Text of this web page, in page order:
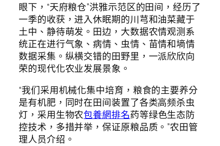
眼下，“天府粮仓”洪雅示范区的田间，经历了
一季的收获，进入休眠期的川芎和油菜藏于
土中、静待萌发。田边，大数据农情观测系
统正在进行气象、病情、虫情、苗情和墒情
数据采集。纵横交错的田野里，一派欣欣向
荣的现代化农业发展景象。
“我们采用机械化集中培育，粮食的主要养分
是有机肥，同时在田间装置了各类高频杀虫
灯，采用生物农包養網排名药等绿色生态防
控技术，多措并举，保证原粮品质。”农田管
理人员介绍。